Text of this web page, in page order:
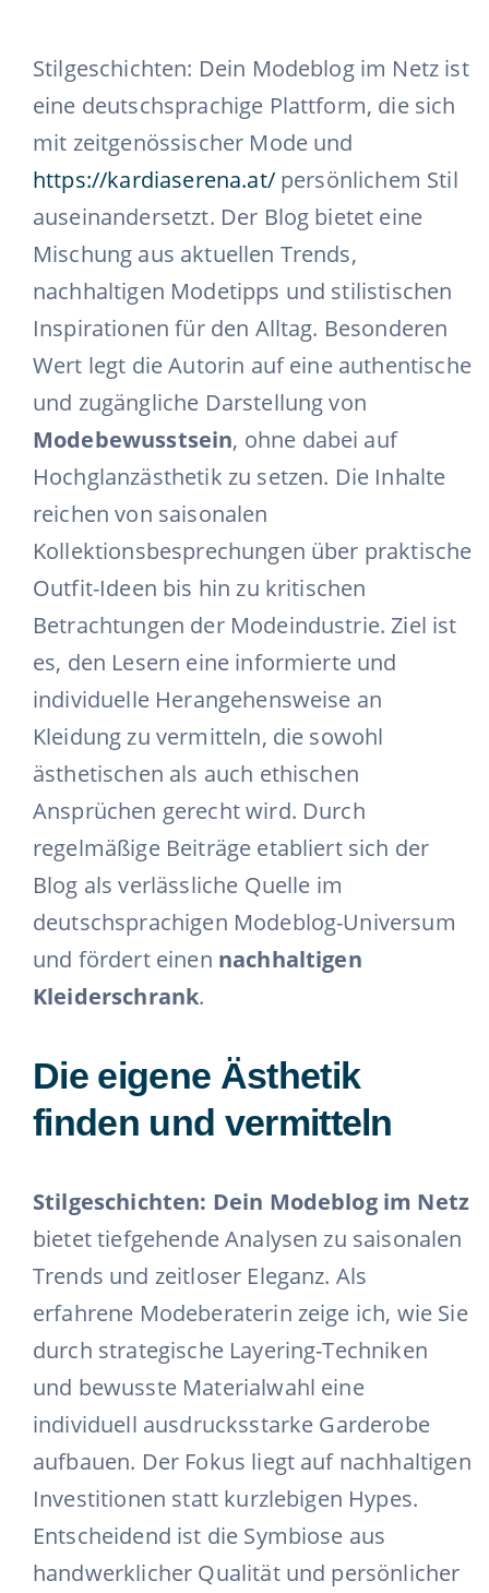
Stilgeschichten: Dein Modeblog im Netz ist
eine deutschsprachige Plattform, die sich
mit zeitgenössischer Mode und
https://kardiaserena.at/persönlichem Stil
auseinandersetzt. Der Blog bietet eine
Mischung aus aktuellen Trends,
nachhaltigen Modetipps und stilistischen
Inspirationen für den Alltag. Besonderen
Wert legt die Autorin auf eine authentische
und zugängliche Darstellung von
Modebewusstsein, ohne dabei auf
Hochglanzästhetik zu setzen. Die Inhalte
reichen von saisonalen
Kollektionsbesprechungen über praktische
Outfit-Ideen bis hin zu kritischen
Betrachtungen der Modeindustrie. Ziel ist
es, den Lesern eine informierte und
individuelle Herangehensweise an
Kleidung zu vermitteln, die sowohl
ästhetischen als auch ethischen
Ansprüchen gerecht wird. Durch
regelmäßige Beiträge etabliert sich der
Blog als verlässliche Quelle im
deutschsprachigen Modeblog-Universum
und fördert einen nachhaltigen
Kleiderschrank.
Die eigene Ästhetik
finden und vermitteln
Stilgeschichten: Dein Modeblog im Netz
bietet tiefgehende Analysen zu saisonalen
Trends und zeitloser Eleganz. Als
erfahrene Modeberaterin zeige ich, wie Sie
durch strategische Layering-Techniken
und bewusste Materialwahl eine
individuell ausdrucksstarke Garderobe
aufbauen. Der Fokus liegt auf nachhaltigen
Investitionen statt kurzlebigen Hypes.
Entscheidend ist die Symbiose aus
handwerklicher Qualität und persönlicher